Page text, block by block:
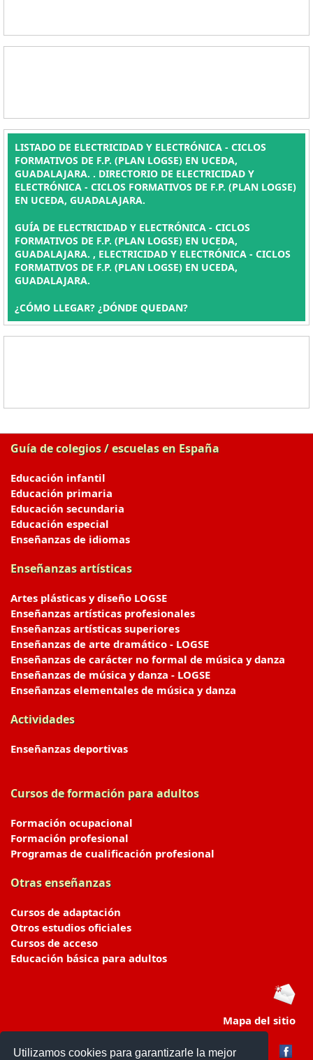
Utilizamos cookies para garantizarle la mejor
LISTADO DE ELECTRICIDAD Y ELECTRÓNICA - CICLOS
FORMATIVOS DE F.P. (PLAN LOGSE) EN UCEDA,
GUADALAJARA. . DIRECTORIO DE ELECTRICIDAD Y
ELECTRÓNICA - CICLOS FORMATIVOS DE F.P. (PLAN LOGSE)
EN UCEDA, GUADALAJARA.
GUÍA DE ELECTRICIDAD Y ELECTRÓNICA - CICLOS
FORMATIVOS DE F.P. (PLAN LOGSE) EN UCEDA,
GUADALAJARA. , ELECTRICIDAD Y ELECTRÓNICA - CICLOS
FORMATIVOS DE F.P. (PLAN LOGSE) EN UCEDA,
GUADALAJARA.
¿CÓMO LLEGAR? ¿DÓNDE QUEDAN?
Guía de colegios / escuelas en España
Educación infantil
Educación primaria
Educación secundaria
Educación especial
Enseñanzas de idiomas
Enseñanzas artísticas
Artes plásticas y diseño LOGSE
Enseñanzas artísticas profesionales
Enseñanzas artísticas superiores
Enseñanzas de arte dramático - LOGSE
Enseñanzas de carácter no formal de música y danza
Enseñanzas de música y danza - LOGSE
Enseñanzas elementales de música y danza
Actividades
Enseñanzas deportivas
Cursos de formación para adultos
Formación ocupacional
Formación profesional
Programas de cualificación profesional
Otras enseñanzas
Cursos de adaptación
Otros estudios oficiales
Cursos de acceso
Educación básica para adultos
Mapa del sitio